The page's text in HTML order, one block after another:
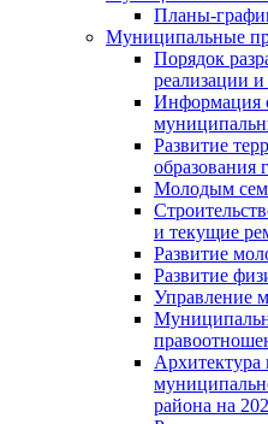
Планы-
Муниципальные
Порядок
реализации
Информация
Развитие
образования
Молодым
и текущие
Развитие
Развитие
Управление
Архитектура
района на